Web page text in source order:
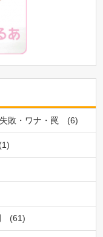
敗・ワナ・罠 (6)
(1)
(61)